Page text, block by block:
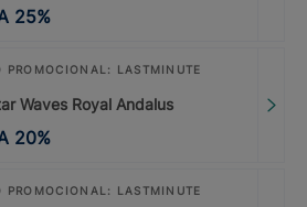
25%
PROMOCIONAL: LASTMINUTE
Waves Royal Andalus
20%
PROMOCIONAL: LASTMINUTE